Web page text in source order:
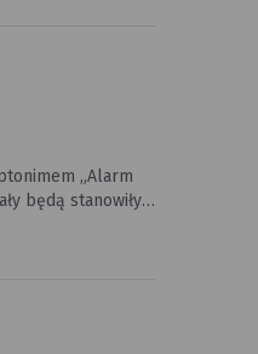
„Alarm